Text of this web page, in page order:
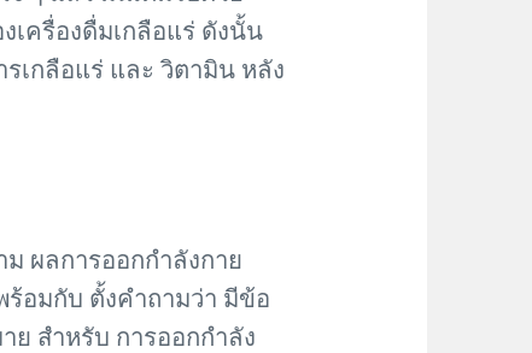
ครื่องดื่มเกลือแร่ ดังนั้น
เกลือแร่ และ วิตามิน หลัง
ผลการออกกำลังกาย
ร้อมกับ ตั้งคำถามว่า มีข้อ
ย สำหรับ การออกกำลัง